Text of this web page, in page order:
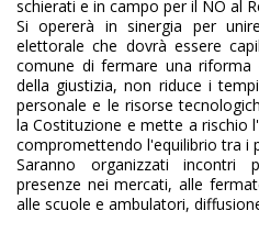
schierati e in campo per il NO al
Si opererà in sinergia per
elettorale che dovrà essere
comune di fermare una
della giustizia, non riduce i
personale e le risorse
la Costituzione e mette a rischio
compromettendo l'equilibrio tra i
Saranno organizzati incontri
presenze nei mercati, alle
alle scuole e ambulatori,